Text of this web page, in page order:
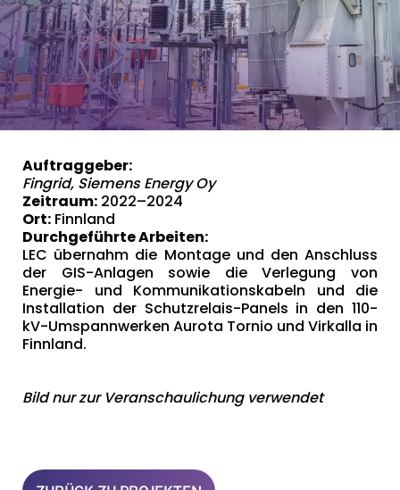
Auftraggeber:
Fingrid, Siemens Energy Oy
Zeitraum: 2022–2024
Ort: Finnland
Durchgeführte Arbeiten:
LEC übernahm die Montage und den Anschluss
der GIS-Anlagen sowie die Verlegung von
Energie- und Kommunikationskabeln und die
Installation der Schutzrelais-Panels in den 110-
kV-Umspannwerken Aurota Tornio und Virkalla in
Finnland.
Bild nur zur Veranschaulichung verwendet